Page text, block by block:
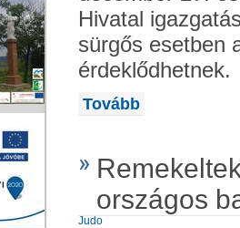
Hivatal
sürgős esetben
érdeklődhetnek.
Tovább
országos
Judo